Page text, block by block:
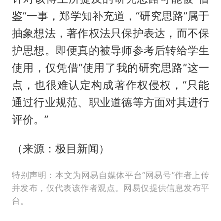
鉴”一事，郑学知补充道，“研究思路”属于
抽象想法，著作权法只保护表达，而不保
护思想。即便真的被导师参考后转给学生
使用，仅凭借“使用了我的研究思路”这一
点，也很难认定构成著作权侵权，“只能
通过行业规范、职业道德等方面对其进行
评价。”
（来源：极目新闻）
特别声明：本文为网易自媒体平台“网易号”作者上传
并发布，仅代表该作者观点。网易仅提供信息发布平
台。